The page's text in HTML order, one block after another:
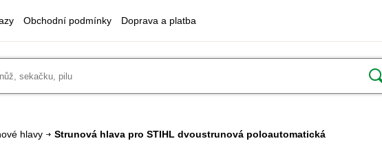
Obchodní podmínky Doprava a platba
hlavy Strunová hlava pro STIHL dvoustrunová poloautomatická